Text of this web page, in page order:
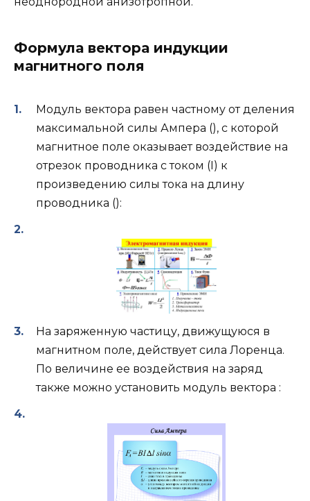
Формула вектора индукции
магнитного поля
Модуль вектора равен частному от деления
максимальной силы Ампера (), с которой
магнитное поле оказывает воздействие на
отрезок проводника с током (I) к
произведению силы тока на длину
проводника ():
На заряженную частицу, движущуюся в
магнитном поле, действует сила Лоренца.
По величине ее воздействия на заряд
также можно установить модуль вектора :